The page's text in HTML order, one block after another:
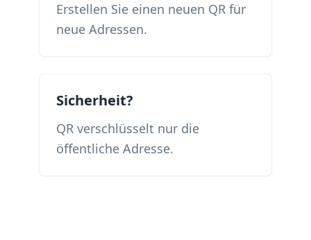
Erstellen Sie einen neuen QR für
neue Adressen.
Sicherheit?
QR verschlüsselt nur die
öffentliche Adresse.